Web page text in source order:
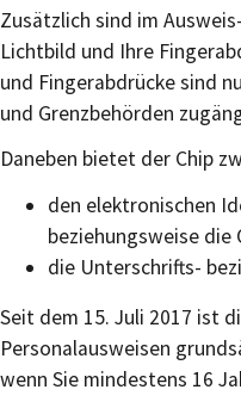
Zusätzlich sind im
Lichtbild und Ihre
und Fingerabdrücke sind
und Grenzbehörden
Daneben bietet der Chip
den elektronischen
beziehungsweise
die Unterschrifts-
Seit dem 15. Juli 2017 ist
Personalausweisen
wenn Sie mindestens 16